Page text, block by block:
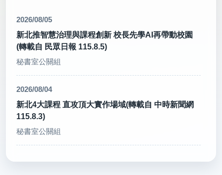
2026/08/05
新北推智慧治理與課程創新 校長先學AI再帶動校園
(轉載自 民眾日報 115.8.5)
秘書室公關組
2026/08/04
新北4大課程 直攻頂大實作場域(轉載自 中時新聞網
115.8.3)
秘書室公關組